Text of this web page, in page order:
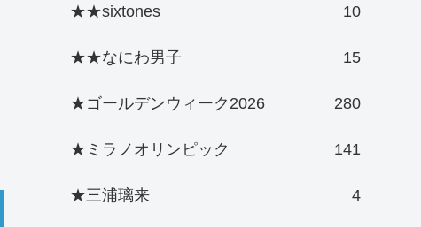
★★sixtones 10
★★なにわ男子 15
★ゴールデンウィーク2026 280
★ミラノオリンピック 141
★三浦璃来 4